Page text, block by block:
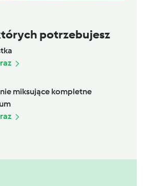
potrzebujesz
miksujące kompletne